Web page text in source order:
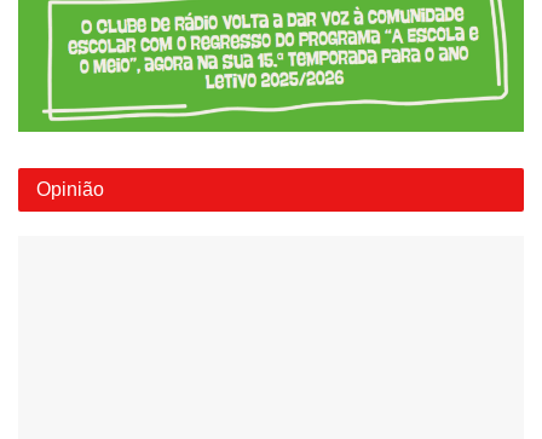
Opinião